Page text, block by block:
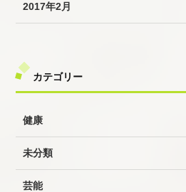
2017年2月
カテゴリー
健康
未分類
芸能